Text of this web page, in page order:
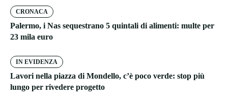
CRONACA
Palermo, i Nas sequestrano 5 quintali di alimenti: multe per
23 mila euro
IN EVIDENZA
Lavori nella piazza di Mondello, c’è poco verde: stop più
lungo per rivedere progetto